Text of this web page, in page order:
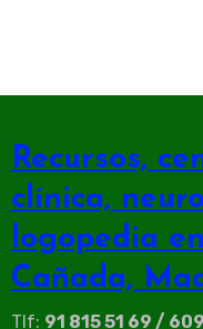
Recursos,
clínica,
logopedia
Cañada,
Tlf: 91 815 51 69 /